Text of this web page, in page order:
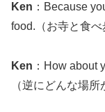
Ken ：Because
food.（お寺と食べ
Ken ：How about
（逆にどんな場所